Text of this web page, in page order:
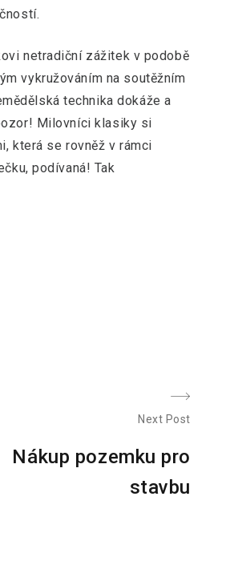
netradiční zážitek v podobě
vykružováním na soutěžním
technika dokáže a
Milovníci klasiky si
která se rovněž v rámci
podívaná! Tak
Next Post
Nákup pozemku pro
stavbu